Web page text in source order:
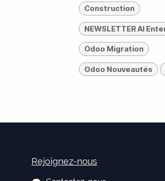
Construction
NEWSLETTER AI
Odoo Migration
Odoo Nouveautés
Rejoignez-nous